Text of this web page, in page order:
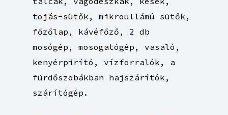
tojás-sütők, mikroullámú sütők,
főzőlap, kávéfőző, 2 db
mosógép, mosogatógép, vasaló,
kenyérpirító, vízforralók, a
fürdőszobákban hajszárítók,
szárítógép.